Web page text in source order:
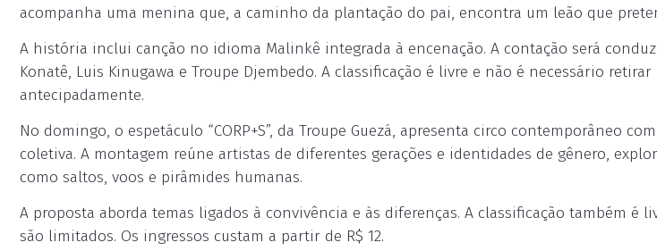
acompanha uma menina que, a caminho da plantação do pai, encontra um leão que
A história inclui canção no idioma Malinkê integrada à encenação. A contação será
Konatê, Luis Kinugawa e Troupe Djembedo. A classificação é livre e não é necessário retirar
antecipadamente.
No domingo, o espetáculo “CORP+S”, da Troupe Guezá, apresenta circo contemporâneo
coletiva. A montagem reúne artistas de diferentes gerações e identidades de gênero,
como saltos, voos e pirâmides humanas.
A proposta aborda temas ligados à convivência e às diferenças. A classificação também é
são limitados. Os ingressos custam a partir de R$ 12.